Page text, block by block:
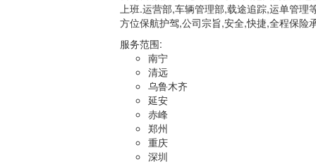
上班.运营部,车辆管理部,载途追踪,运单管理
方位保航护驾,公司宗旨,安全,快捷,全程保险
服务范围:
南宁
清远
乌鲁木齐
延安
赤峰
郑州
重庆
深圳